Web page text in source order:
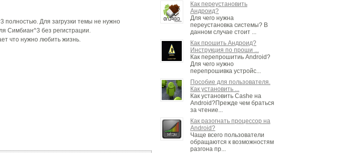
полностью. Для загрузки темы не нужно
Симбиан^3 без регистрации.
что нужно любить жизнь.
Как переустановить
Андроид?
Для чего нужна
переустановка системы? В
данном случае стоит ...
Как прошить Андроид?
Инструкция по проши ...
Как перепрошитиь Android?
Для чего нужно
перепрошивка устройс...
Пособие для пользователя.
Как установить ...
Как установить Cashe на
Android?Прежде чем браться
за чтение...
Как разогнать процессор на
Android?
Чаще всего пользователи
обращаются к возможностям
разгона пр...